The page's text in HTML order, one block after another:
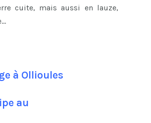
cuite, mais aussi en lauze,
à Ollioules
au